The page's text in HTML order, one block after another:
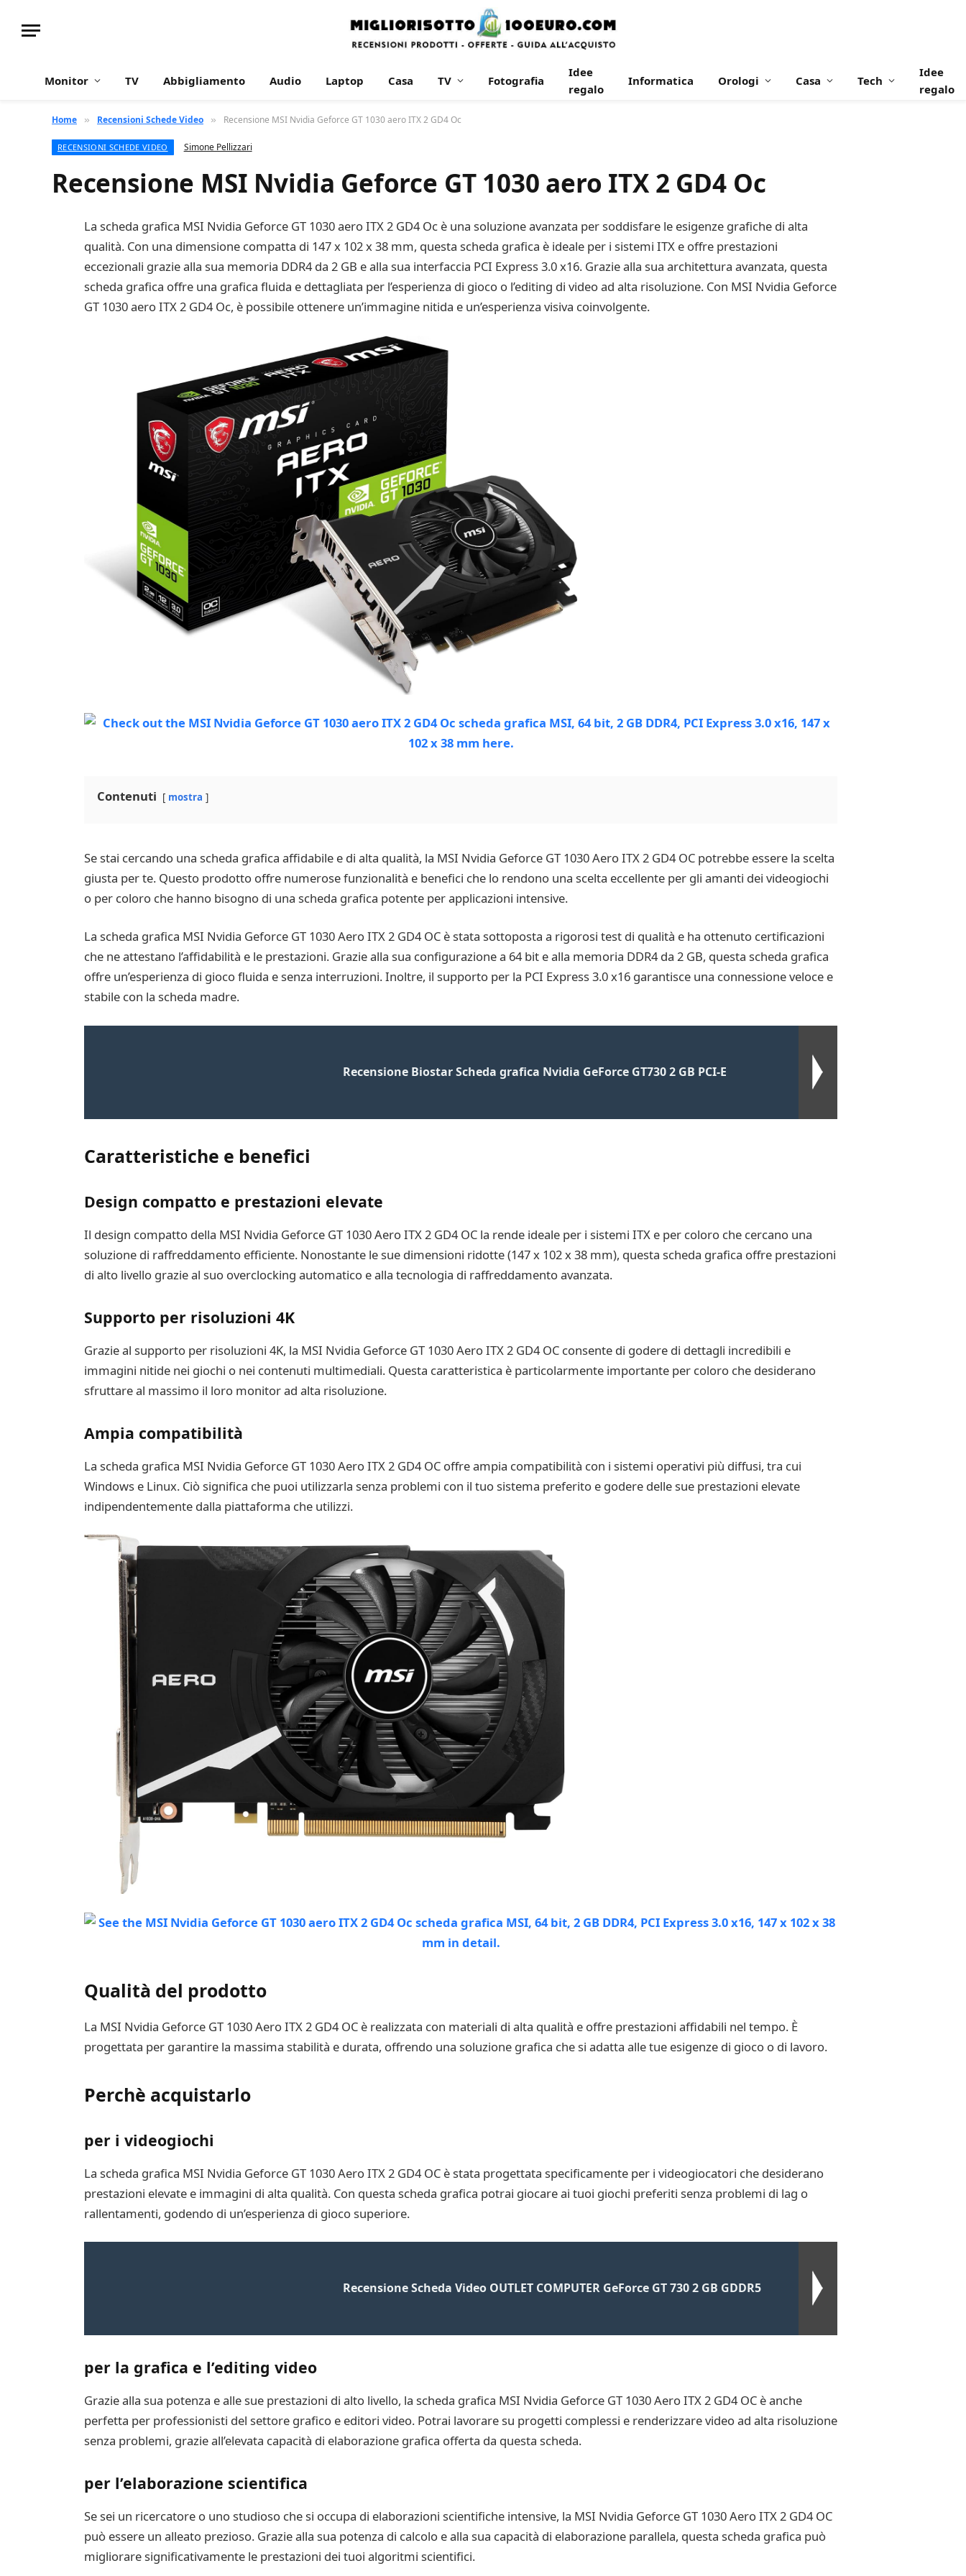
Monitor TV Abbigliamento Audio Laptop Casa TV Fotografia
Idee
regalo
Informatica Orologi Casa Tech
Idee
regalo
Home » Recensioni Schede Video » Recensione MSI Nvidia Geforce GT 1030 aero ITX 2 GD4 Oc
RECENSIONI SCHEDE VIDEO Simone Pellizzari
Recensione MSI Nvidia Geforce GT 1030 aero ITX 2 GD4 Oc
La scheda grafica MSI Nvidia Geforce GT 1030 aero ITX 2 GD4 Oc è una soluzione avanzata per soddisfare le esigenze grafiche di alta
qualità. Con una dimensione compatta di 147 x 102 x 38 mm, questa scheda grafica è ideale per i sistemi ITX e offre prestazioni
eccezionali grazie alla sua memoria DDR4 da 2 GB e alla sua interfaccia PCI Express 3.0 x16. Grazie alla sua architettura avanzata, questa
scheda grafica offre una grafica fluida e dettagliata per l’esperienza di gioco o l’editing di video ad alta risoluzione. Con MSI Nvidia Geforce
GT 1030 aero ITX 2 GD4 Oc, è possibile ottenere un’immagine nitida e un’esperienza visiva coinvolgente.
Contenuti mostra
Se stai cercando una scheda grafica affidabile e di alta qualità, la MSI Nvidia Geforce GT 1030 Aero ITX 2 GD4 OC potrebbe essere la scelta
giusta per te. Questo prodotto offre numerose funzionalità e benefici che lo rendono una scelta eccellente per gli amanti dei videogiochi
o per coloro che hanno bisogno di una scheda grafica potente per applicazioni intensive.
La scheda grafica MSI Nvidia Geforce GT 1030 Aero ITX 2 GD4 OC è stata sottoposta a rigorosi test di qualità e ha ottenuto certificazioni
che ne attestano l’affidabilità e le prestazioni. Grazie alla sua configurazione a 64 bit e alla memoria DDR4 da 2 GB, questa scheda grafica
offre un’esperienza di gioco fluida e senza interruzioni. Inoltre, il supporto per la PCI Express 3.0 x16 garantisce una connessione veloce e
stabile con la scheda madre.
Recensione Biostar Scheda grafica Nvidia GeForce GT730 2 GB PCI-E
Caratteristiche e benefici
Design compatto e prestazioni elevate
Il design compatto della MSI Nvidia Geforce GT 1030 Aero ITX 2 GD4 OC la rende ideale per i sistemi ITX e per coloro che cercano una
soluzione di raffreddamento efficiente. Nonostante le sue dimensioni ridotte (147 x 102 x 38 mm), questa scheda grafica offre prestazioni
di alto livello grazie al suo overclocking automatico e alla tecnologia di raffreddamento avanzata.
Supporto per risoluzioni 4K
Grazie al supporto per risoluzioni 4K, la MSI Nvidia Geforce GT 1030 Aero ITX 2 GD4 OC consente di godere di dettagli incredibili e
immagini nitide nei giochi o nei contenuti multimediali. Questa caratteristica è particolarmente importante per coloro che desiderano
sfruttare al massimo il loro monitor ad alta risoluzione.
Ampia compatibilità
La scheda grafica MSI Nvidia Geforce GT 1030 Aero ITX 2 GD4 OC offre ampia compatibilità con i sistemi operativi più diffusi, tra cui
Windows e Linux. Ciò significa che puoi utilizzarla senza problemi con il tuo sistema preferito e godere delle sue prestazioni elevate
indipendentemente dalla piattaforma che utilizzi.
Qualità del prodotto
La MSI Nvidia Geforce GT 1030 Aero ITX 2 GD4 OC è realizzata con materiali di alta qualità e offre prestazioni affidabili nel tempo. È
progettata per garantire la massima stabilità e durata, offrendo una soluzione grafica che si adatta alle tue esigenze di gioco o di lavoro.
Perchè acquistarlo
per i videogiochi
La scheda grafica MSI Nvidia Geforce GT 1030 Aero ITX 2 GD4 OC è stata progettata specificamente per i videogiocatori che desiderano
prestazioni elevate e immagini di alta qualità. Con questa scheda grafica potrai giocare ai tuoi giochi preferiti senza problemi di lag o
rallentamenti, godendo di un’esperienza di gioco superiore.
Recensione Scheda Video OUTLET COMPUTER GeForce GT 730 2 GB GDDR5
per la grafica e l’editing video
Grazie alla sua potenza e alle sue prestazioni di alto livello, la scheda grafica MSI Nvidia Geforce GT 1030 Aero ITX 2 GD4 OC è anche
perfetta per professionisti del settore grafico e editori video. Potrai lavorare su progetti complessi e renderizzare video ad alta risoluzione
senza problemi, grazie all’elevata capacità di elaborazione grafica offerta da questa scheda.
per l’elaborazione scientifica
Se sei un ricercatore o uno studioso che si occupa di elaborazioni scientifiche intensive, la MSI Nvidia Geforce GT 1030 Aero ITX 2 GD4 OC
può essere un alleato prezioso. Grazie alla sua potenza di calcolo e alla sua capacità di elaborazione parallela, questa scheda grafica può
migliorare significativamente le prestazioni dei tuoi algoritmi scientifici.